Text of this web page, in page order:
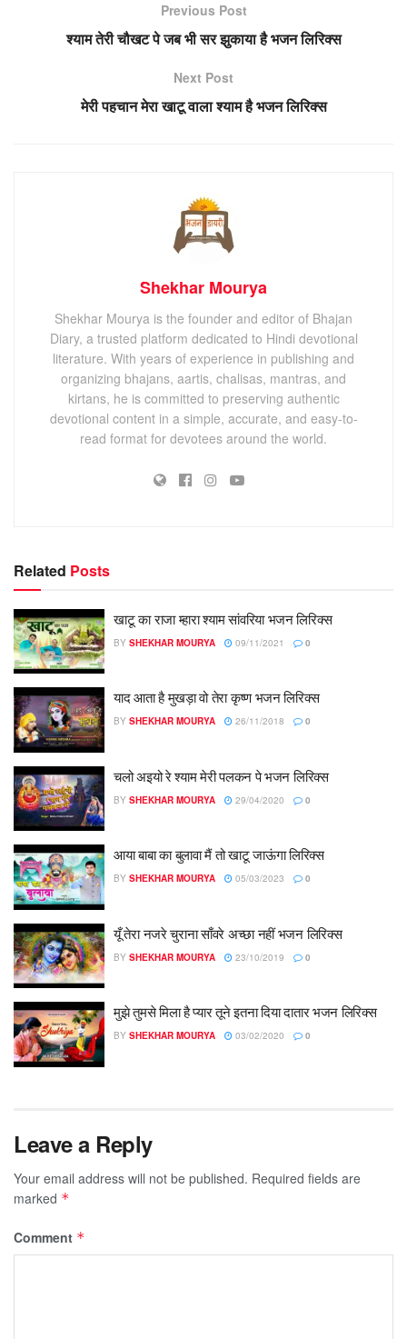
Previous Post
श्याम तेरी चौखट पे जब भी सर झुकाया है भजन लिरिक्स
Next Post
मेरी पहचान मेरा खाटू वाला श्याम है भजन लिरिक्स
Shekhar Mourya
Shekhar Mourya is the founder and editor of Bhajan
Diary, a trusted platform dedicated to Hindi devotional
literature. With years of experience in publishing and
organizing bhajans, aartis, chalisas, mantras, and
kirtans, he is committed to preserving authentic
devotional content in a simple, accurate, and easy-to-
read format for devotees around the world.
Related Posts
खाटू का राजा म्हारा श्याम सांवरिया भजन लिरिक्स
BY SHEKHAR MOURYA 09/11/2021 0
याद आता है मुखड़ा वो तेरा कृष्ण भजन लिरिक्स
BY SHEKHAR MOURYA 26/11/2018 0
चलो अइयो रे श्याम मेरी पलकन पे भजन लिरिक्स
BY SHEKHAR MOURYA 29/04/2020 0
आया बाबा का बुलावा मैं तो खाटू जाऊंगा लिरिक्स
BY SHEKHAR MOURYA 05/03/2023 0
यूँ तेरा नजरे चुराना साँवरे अच्छा नहीं भजन लिरिक्स
BY SHEKHAR MOURYA 23/10/2019 0
मुझे तुमसे मिला है प्यार तूने इतना दिया दातार भजन लिरिक्स
BY SHEKHAR MOURYA 03/02/2020 0
Leave a Reply
Your email address will not be published. Required fields are
marked *
Comment *